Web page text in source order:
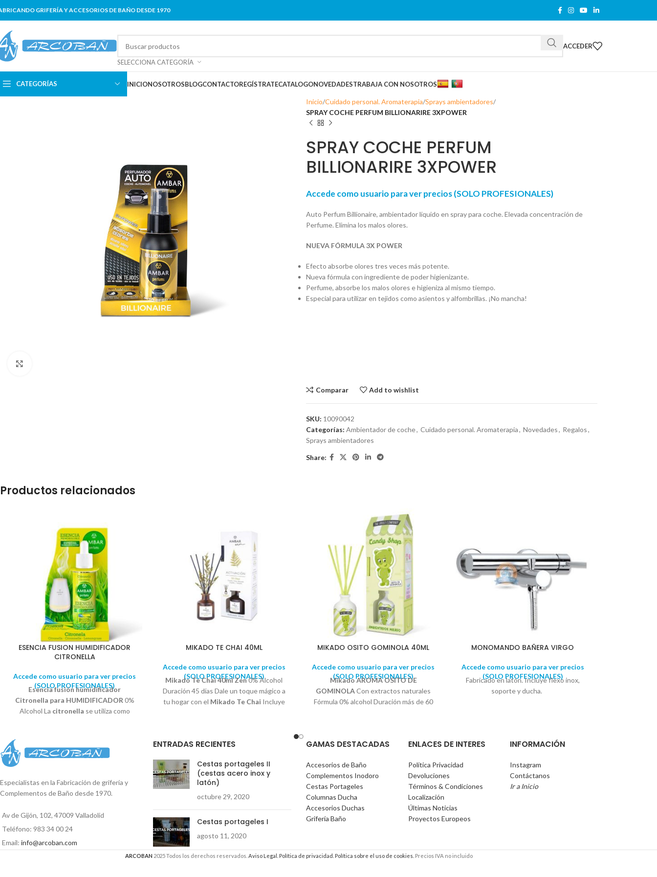
GRIFERÍA Y ACCESORIOS DE BAÑO DESDE 1970
SELECCIONA CATEGORÍA
ACCEDER
CATEGORÍAS INICIONOSOTROSBLOGCONTACTOREGÍSTRATECATALOGONOVEDADESTRABAJA CON NOSOTROS
Inicio Cuidado personal. Aromaterapia Sprays ambientadores
SPRAY COCHE PERFUM BILLIONARIRE 3XPOWER
SPRAY COCHE PERFUM
BILLIONARIRE 3XPOWER
Accede como usuario para ver precios (SOLO PROFESIONALES)
Auto Perfum Billionaire, ambientador líquido en spray para coche. Elevada concentración de
Perfume. Elimina los malos olores.
NUEVA FÓRMULA 3X POWER
Efecto absorbe olores tres veces más potente.
Nueva fórmula con ingrediente de poder higienizante.
Perfume, absorbe los malos olores e higieniza al mismo tiempo.
Especial para utilizar en tejidos como asientos y alfombrillas. ¡No mancha!
Comparar Add to wishlist
SKU: 10090042
Categorías: Ambientador de coche, Cuidado personal. Aromaterapia, Novedades, Regalos,
Sprays ambientadores
Share:
Productos relacionados
ESENCIA FUSION HUMIDIFICADOR
CITRONELLA
Accede como usuario para ver precios
(SOLO PROFESIONALES)
Esencia fusión humidificador
Citronella para HUMIDIFICADOR 0%
Alcohol La citronella se utiliza como
otros olores que son atractivos para los
insectos y de esta forma el insecto no se
sin dejar residuo, alargando la vida del
difusor.Aroma más puro e intenso. Se
esencia por depósito de 120 ml de agua.
MIKADO TE CHAI 40ML
Accede como usuario para ver precios
(SOLO PROFESIONALES)
Mikado Te Chai 40ml Zen0% Alcohol
Duración 45 días Dale un toque mágico a
tu hogar con el Mikado Te Chai Incluye
hasta la última gota. Con notas olfativas
vainilla.
MIKADO OSITO GOMINOLA 40ML
Accede como usuario para ver precios
(SOLO PROFESIONALES)
Mikado AROMA OSITO DE
GOMINOLACon extractos naturales
Fórmula 0% alcohol Duración más de 60
crea un ambiente acogedor con este
MONOMANDO BAÑERA VIRGO
Accede como usuario para ver precios
(SOLO PROFESIONALES)
Fabricado en latón. Incluye flexo inox,
soporte y ducha.
Especialistas en la Fabricación de grifería y
Complementos de Baño desde 1970.
Av de Gijón, 102, 47009 Valladolid
Teléfono: 983 34 00 24
Email: info@arcoban.com
ENTRADAS RECIENTES
Cestas portageles II
(cestas acero inox y
latón)
octubre 29, 2020
Cestas portageles I
agosto 11, 2020
GAMAS DESTACADAS
Accesorios de Baño
Complementos Inodoro
Cestas Portageles
Columnas Ducha
Accesorios Duchas
Grifería Baño
ENLACES DE INTERES
Política Privacidad
Devoluciones
Términos & Condiciones
Localización
Últimas Noticias
Proyectos Europeos
INFORMACIÓN
Instagram
Contáctanos
Ir a Inicio
ARCOBAN 2025 Todos los derechos reservados. Aviso Legal. Política de privacidad. Política sobre el uso de cookies. Precios IVA no incluido